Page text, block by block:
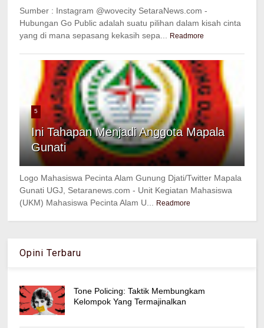
Sumber : Instagram @wovecity SetaraNews.com -
Hubungan Go Public adalah suatu pilihan dalam kisah cinta
yang di mana sepasang kekasih sepa...
Readmore
5
Ini Tahapan Menjadi Anggota Mapala
Gunati
Logo Mahasiswa Pecinta Alam Gunung Djati/Twitter Mapala
Gunati UGJ, Setaranews.com - Unit Kegiatan Mahasiswa
(UKM) Mahasiswa Pecinta Alam U...
Readmore
Opini Terbaru
Tone Policing: Taktik Membungkam
Kelompok Yang Termajinalkan